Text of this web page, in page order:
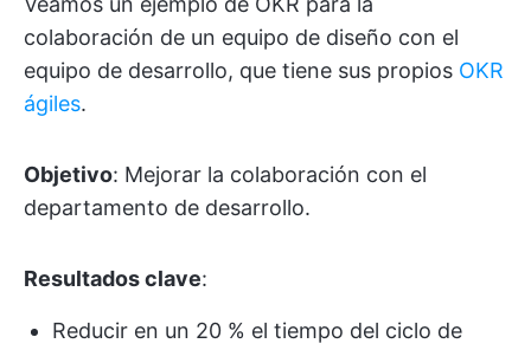
colaboración de un equipo de diseño con el
equipo de desarrollo, que tiene sus propios OKR
ágiles.
Objetivo: Mejorar la colaboración con el
departamento de desarrollo.
Resultados clave:
Reducir en un 20 % el tiempo del ciclo de